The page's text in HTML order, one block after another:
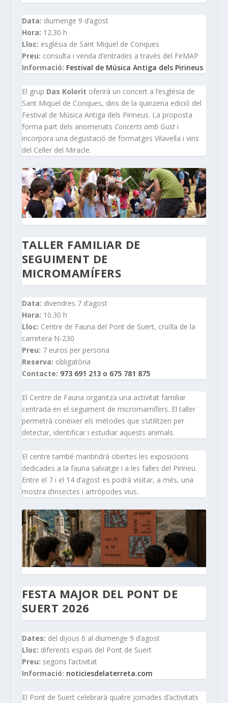
Data: diumenge 9 d’agost
Hora: 12.30 h
Lloc: església de Sant Miquel de Conques
Preu: consulta i venda d’entrades a través del FeMAP
Informació: Festival de Música Antiga dels Pirineus
El grup Das Kolorit oferirà un concert a l’església de
Sant Miquel de Conques, dins de la quinzena edició del
Festival de Música Antiga dels Pirineus. La proposta
forma part dels anomenats Concerts amb Gusti
incorpora una degustació de formatges Vilavella i vins
del Celler del Miracle.
TALLER FAMILIAR DE
SEGUIMENT DE
MICROMAMÍFERS
Data: divendres 7 d’agost
Hora: 10.30 h
Lloc: Centre de Fauna del Pont de Suert, cruïlla de la
carretera N-230
Preu: 7 euros per persona
Reserva: obligatòria
Contacte: 973 691 213 o 675 781 875
El Centre de Fauna organitza una activitat familiar
centrada en el seguiment de micromamífers. El taller
permetrà conèixer els mètodes que s’utilitzen per
detectar, identificar i estudiar aquests animals.
El centre també mantindrà obertes les exposicions
dedicades a la fauna salvatge i a les falles del Pirineu.
Entre el 7 i el 14 d’agost es podrà visitar, a més, una
mostra d’insectes i artròpodes vius.
FESTA MAJOR DEL PONT DE
SUERT 2026
Dates: del dijous 6 al diumenge 9 d’agost
Lloc: diferents espais del Pont de Suert
Preu: segons l’activitat
Informació: noticiesdelaterreta.com
El Pont de Suert celebrarà quatre jornades d’activitats